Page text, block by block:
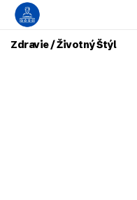
Zdravie / Životný Štýl